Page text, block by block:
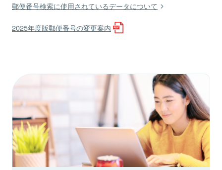
郵便番号検索に使用されているデータについて
2025年度版郵便番号の変更案内